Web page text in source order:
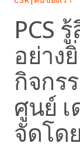
PCS
อย่าง
กิจกร
ศูนย์
จัดโด